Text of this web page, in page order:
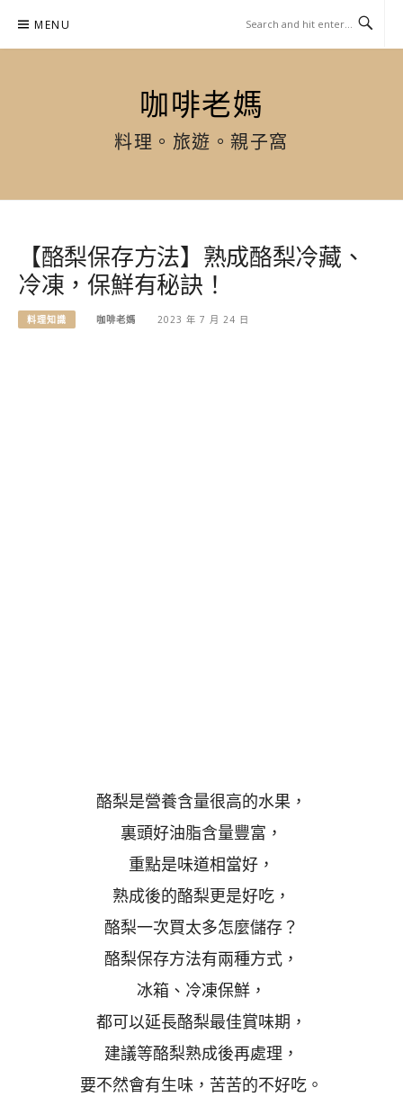
content
MENU
咖啡老媽
料理。旅遊。親子窩
【酪梨保存方法】熟成酪梨冷藏、
冷凍，保鮮有秘訣！
料理知識 咖啡老媽 2023 年 7 月 24 日
酪梨是營養含量很高的水果，
裏頭好油脂含量豐富，
重點是味道相當好，
熟成後的酪梨更是好吃，
酪梨一次買太多怎麼儲存？
酪梨保存方法有兩種方式，
冰箱、冷凍保鮮，
都可以延長酪梨最佳賞味期，
建議等酪梨熟成後再處理，
要不然會有生味，苦苦的不好吃。